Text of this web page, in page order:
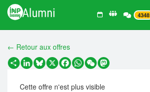
4348
← Retour aux offres
PartagerLinkedIn
Bluesky
X Facebook
WhatsApp
WeChatMastodon
Cette offre n'est plus visible